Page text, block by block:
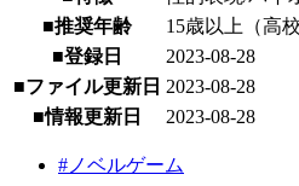
■推奨年齢
15歳以上（高
■登録日
2023-08-28
■ファイル更新日 2023-08-28
■情報更新日
2023-08-28
#ノベルゲーム